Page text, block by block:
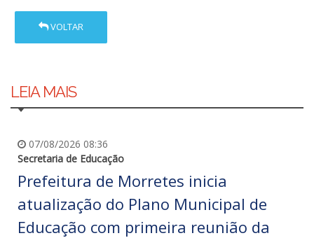
VOLTAR
LEIA MAIS
07/08/2026 08:36
Secretaria de Educação
Prefeitura de Morretes inicia
atualização do Plano Municipal de
Educação com primeira reunião da